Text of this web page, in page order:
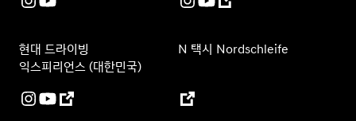
현대 드라이빙
익스피리언스 (대한민국)
N 택시 Nordschleife